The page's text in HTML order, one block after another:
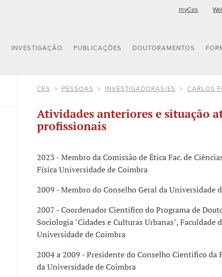
myCes
INVESTIGAÇÃO PUBLICAÇÕES DOUTORAMENTOS
CES PESSOAS INVESTIGADORAS/ES CARLOS
Atividades anteriores e situação
profissionais
2023 - Membro da Comissão de Ética Fac. de
Física Universidade de Coimbra
2009 - Membro do Conselho Geral da Universidade
2007 - Coordenador Científico do Programa de
Sociologia "Cidades e Culturas Urbanas", Faculdade
Universidade de Coimbra
2004 a 2009 - Presidente do Conselho Cientifico da
da Universidade de Coimbra